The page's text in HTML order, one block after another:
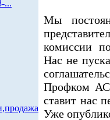
...
Мы
комиссии
Нас не
Профком
ставит нас
Уже